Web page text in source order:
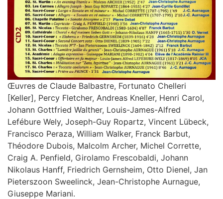
Œuvres de Claude Balbastre, Fortunato Chelleri
[Keller], Percy Fletcher, Andreas Kneller, Henri Carol,
Johann Gottfried Walther, Louis-James-Alfred
Lefébure Wely, Joseph-Guy Ropartz, Vincent Lübeck,
Francisco Peraza, William Walker, Franck Barbut,
Théodore Dubois, Malcolm Archer, Michel Corrette,
Craig A. Penfield, Girolamo Frescobaldi, Johann
Nikolaus Hanff, Friedrich Gernsheim, Otto Dienel, Jan
Pieterszoon Sweelinck, Jean-Christophe Aurnague,
Giuseppe Mariani.